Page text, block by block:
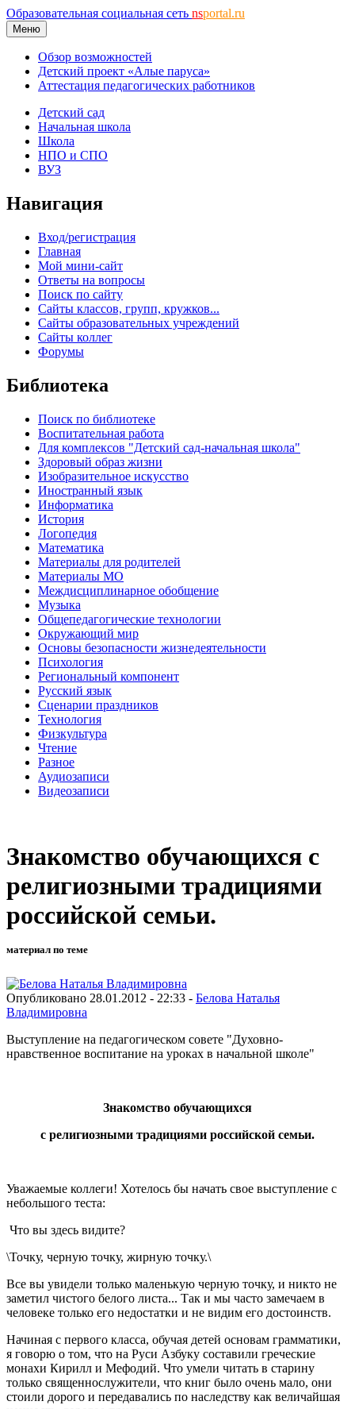
Образовательная социальная сеть nsportal.ru
Меню
Обзор возможностей
Детский проект «Алые паруса»
Аттестация педагогических работников
Детский сад
Начальная школа
Школа
НПО и СПО
ВУЗ
Навигация
Вход/регистрация
Главная
Мой мини-сайт
Ответы на вопросы
Поиск по сайту
Сайты классов, групп, кружков...
Сайты образовательных учреждений
Сайты коллег
Форумы
Библиотека
Поиск по библиотеке
Воспитательная работа
Для комплексов "Детский сад-начальная школа"
Здоровый образ жизни
Изобразительное искусство
Иностранный язык
Информатика
История
Логопедия
Математика
Материалы для родителей
Материалы МО
Междисциплинарное обобщение
Музыка
Общепедагогические технологии
Окружающий мир
Основы безопасности жизнедеятельности
Психология
Региональный компонент
Русский язык
Сценарии праздников
Технология
Физкультура
Чтение
Разное
Аудиозаписи
Видеозаписи
Знакомство обучающихся с
религиозными традициями
российской семьи.
материал по теме
Опубликовано 28.01.2012 - 22:33 - Белова Наталья
Владимировна
Выступление на педагогическом совете "Духовно-
нравственное воспитание на уроках в начальной школе"
Знакомство обучающихся
с религиозными традициями российской семьи.
Уважаемые коллеги! Хотелось бы начать свое выступление с
небольшого теста:
Что вы здесь видите?
\Точку, черную точку, жирную точку.\
Все вы увидели только маленькую черную точку, и никто не
заметил чистого белого листа... Так и мы часто замечаем в
человеке только его недостатки и не видим его достоинств.
Начиная с первого класса, обучая детей основам грамматики,
я говорю о том, что на Руси Азбуку составили греческие
монахи Кирилл и Мефодий. Что умели читать в старину
только священнослужители, что книг было очень мало, они
стоили дорого и передавались по наследству как величайшая